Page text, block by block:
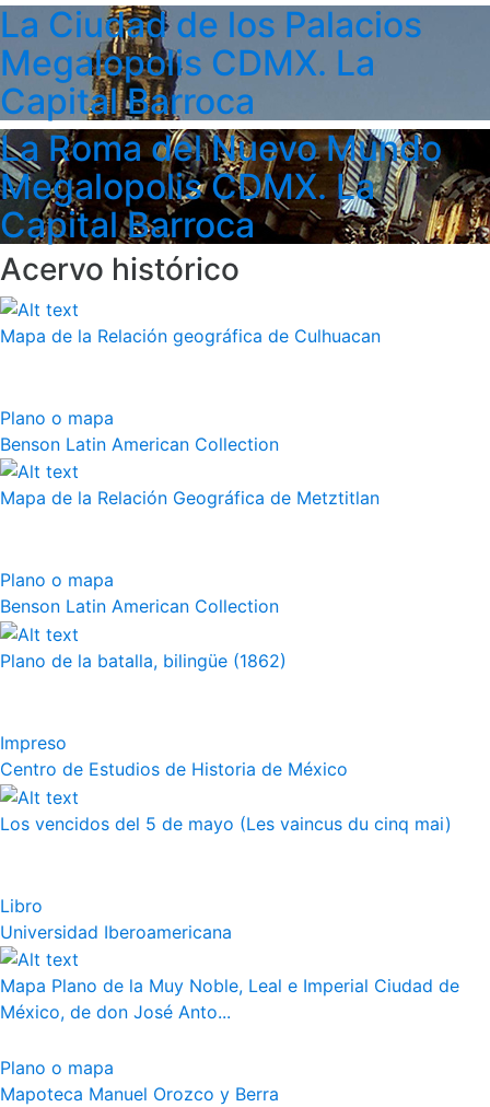
La Ciudad de los Palacios
Megalopolis CDMX. La
Capital Barroca
La Roma del Nuevo Mundo
Megalopolis CDMX. La
Capital Barroca
Acervo histórico
Mapa de la Relación geográfica de Culhuacan
Plano o mapa
Benson Latin American Collection
Mapa de la Relación Geográfica de Metztitlan
Plano o mapa
Benson Latin American Collection
Plano de la batalla, bilingüe (1862)
Impreso
Centro de Estudios de Historia de México
Los vencidos del 5 de mayo (Les vaincus du cinq mai)
Libro
Universidad Iberoamericana
Mapa Plano de la Muy Noble, Leal e Imperial Ciudad de
México, de don José Anto...
Plano o mapa
Mapoteca Manuel Orozco y Berra